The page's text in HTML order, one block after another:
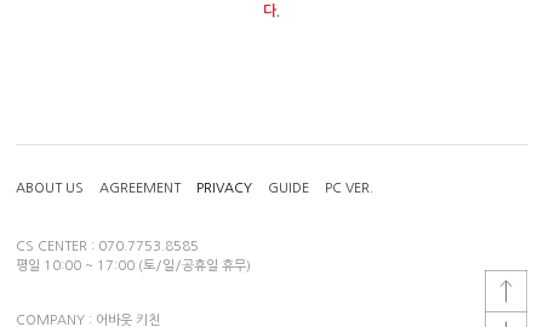
다.
ABOUT US AGREEMENT PRIVACY GUIDE PC VER.
CS CENTER : 070.7753.8585
평일 10:00 ~ 17:00 (토/일/공휴일 휴무)
COMPANY : 어바웃 키친